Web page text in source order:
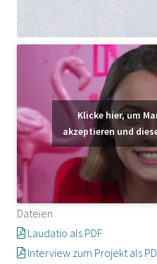
Klicke hier, um
akzeptieren und
Dateien
Laudatio als PDF
Interview zum Projekt als